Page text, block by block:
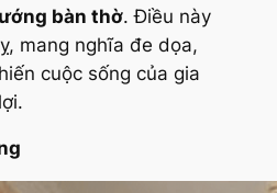
bàn thờ. Điều này
mang nghĩa đe dọa,
cuộc sống của gia